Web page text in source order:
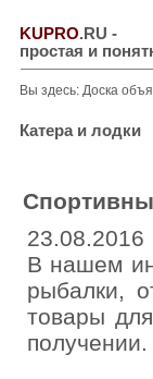
KUPRO.RU -
простая и
Вы здесь: Доска
Катера и лодки
23.08.2016
В нашем
рыбалки,
товары